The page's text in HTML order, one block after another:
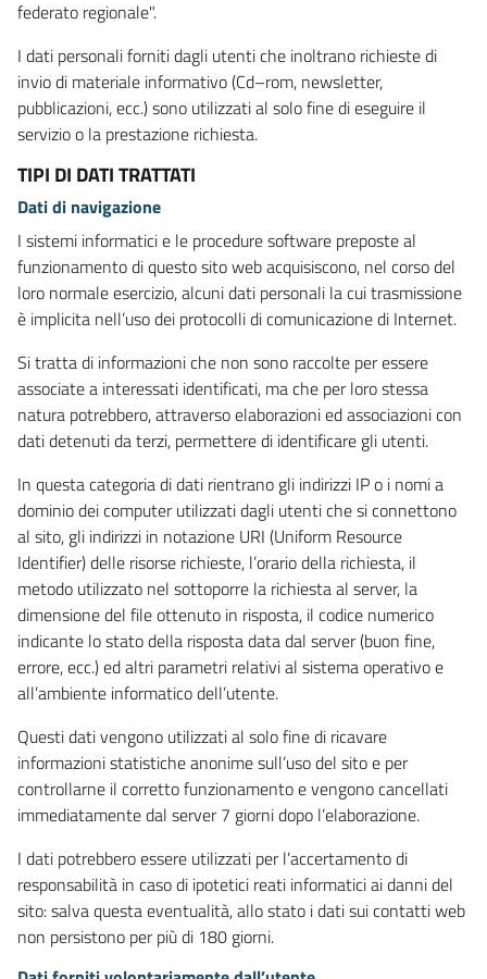
federato regionale".
I dati personali forniti dagli utenti che inoltrano richieste di
invio di materiale informativo (Cd–rom, newsletter,
pubblicazioni, ecc.) sono utilizzati al solo fine di eseguire il
servizio o la prestazione richiesta.
TIPI DI DATI TRATTATI
Dati di navigazione
I sistemi informatici e le procedure software preposte al
funzionamento di questo sito web acquisiscono, nel corso del
loro normale esercizio, alcuni dati personali la cui trasmissione
è implicita nell’uso dei protocolli di comunicazione di Internet.
Si tratta di informazioni che non sono raccolte per essere
associate a interessati identificati, ma che per loro stessa
natura potrebbero, attraverso elaborazioni ed associazioni con
dati detenuti da terzi, permettere di identificare gli utenti.
In questa categoria di dati rientrano gli indirizzi IP o i nomi a
dominio dei computer utilizzati dagli utenti che si connettono
al sito, gli indirizzi in notazione URI (Uniform Resource
Identifier) delle risorse richieste, l’orario della richiesta, il
metodo utilizzato nel sottoporre la richiesta al server, la
dimensione del file ottenuto in risposta, il codice numerico
indicante lo stato della risposta data dal server (buon fine,
errore, ecc.) ed altri parametri relativi al sistema operativo e
all’ambiente informatico dell’utente.
Questi dati vengono utilizzati al solo fine di ricavare
informazioni statistiche anonime sull’uso del sito e per
controllarne il corretto funzionamento e vengono cancellati
immediatamente dal server 7 giorni dopo l’elaborazione.
I dati potrebbero essere utilizzati per l’accertamento di
responsabilità in caso di ipotetici reati informatici ai danni del
sito: salva questa eventualità, allo stato i dati sui contatti web
non persistono per più di 180 giorni.